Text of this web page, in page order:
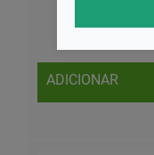
15,50 EUR
ADICIONAR